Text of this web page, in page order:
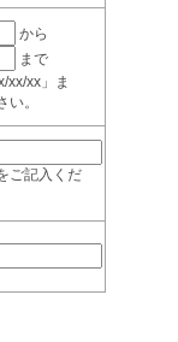
から
まで
xx」ま
。
ご記入くだ